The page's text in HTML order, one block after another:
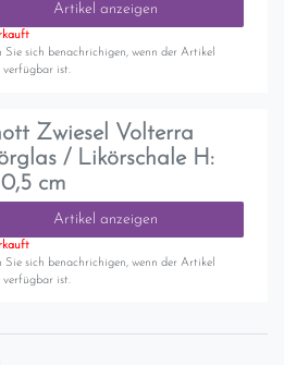
Artikel anzeigen
Sie sich benachrichigen, wenn der Artikel
verfügbar ist.
Zwiesel Volterra
/ Likörschale H:
cm
Artikel anzeigen
Sie sich benachrichigen, wenn der Artikel
verfügbar ist.